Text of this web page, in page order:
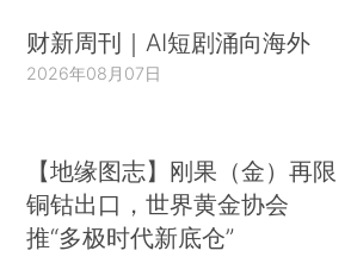
财新周刊｜AI短剧涌向海外
2026年08月07日
【地缘图志】刚果（金）再限
铜钴出口，世界黄金协会
推“多极时代新底仓”